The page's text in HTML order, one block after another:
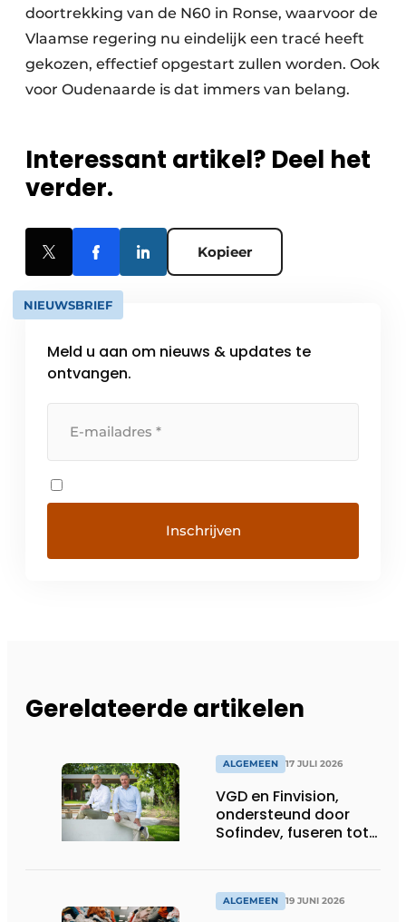
doortrekking van de N60 in Ronse, waarvoor de
Vlaamse regering nu eindelijk een tracé heeft
gekozen, effectief opgestart zullen worden. Ook
voor Oudenaarde is dat immers van belang.
Interessant artikel? Deel het
verder.
Kopieer
NIEUWSBRIEF
Meld u aan om nieuws & updates te
ontvangen.
Gerelateerde artikelen
ALGEMEEN 17 JULI 2026
VGD en Finvision,
ondersteund door
Sofindev, fuseren tot
en advieskantoor
ALGEMEEN 19 JUNI 2026